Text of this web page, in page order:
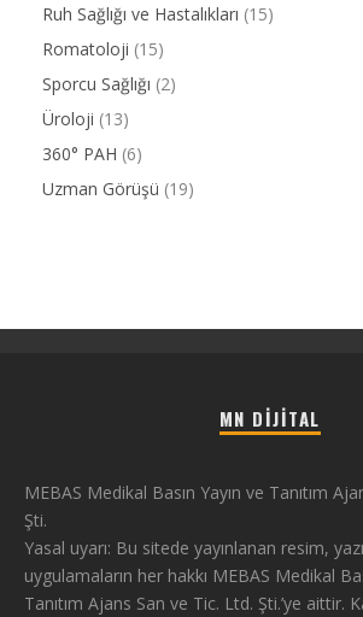
Ruh Sağlığı ve Hastalıkları (15)
Romatoloji (15)
Sporcu Sağlığı (2)
Üroloji (13)
360° PAH (6)
Uzman Görüşü (19)
MN DIJITAL
MEBAS Medikal Basın Yayın ve Tanıtım
Şti.
Yasal uyarı: Bu sitede yayınlanan resim,
uygulamaların her hakkı MEBAS Medikal
Tanıtım Ajans San ve Tic. Ltd. Şti.’ye aittir.